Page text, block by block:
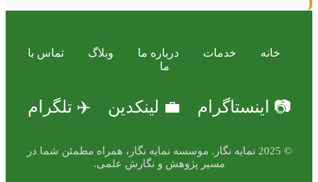
خانه خدمات درباره ما وبلاگ
تماس با
ما
📷 اینستاگرام 💼 لینکدین ✈️ تلگرام
© 2025 نمایه نگار. موسسه نمایه نگار، همراه مطمئن شما در
مسیر پژوهش و نگارش علمی.